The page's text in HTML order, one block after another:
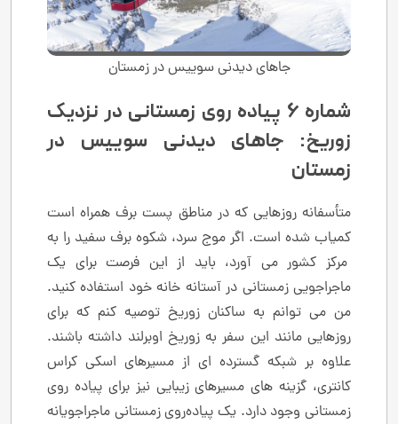
جاهای دیدنی سوییس در زمستان
شماره 6 پیاده روی زمستانی در نزدیک
زوریخ: جاهای دیدنی سوییس در
زمستان
متأسفانه روزهایی که در مناطق پست برف همراه است
کمیاب شده است. اگر موج سرد، شکوه برف سفید را به
مرکز کشور می آورد، باید از این فرصت برای یک
ماجراجویی زمستانی در آستانه خانه خود استفاده کنید.
من می توانم به ساکنان زوریخ توصیه کنم که برای
روزهایی مانند این سفر به زوریخ اوبرلند داشته باشند.
علاوه بر شبکه گسترده ای از مسیرهای اسکی کراس
کانتری، گزینه های مسیرهای زیبایی نیز برای پیاده روی
زمستانی وجود دارد. یک پیاده‌روی زمستانی ماجراجویانه